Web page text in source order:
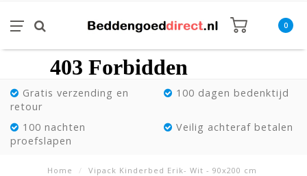
0
Gratis verzending en
retour
100 dagen bedenktijd
100 nachten
proefslapen
Veilig achteraf betalen
Home / Vipack Kinderbed Erik- Wit - 90x200 cm